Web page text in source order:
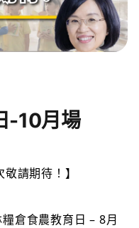
-10月場
請期待！】
倉食農教育日 – 8月